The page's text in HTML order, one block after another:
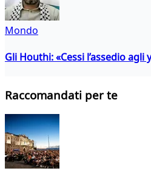
Mondo
Gli Houthi: «Cessi l’assedio agli
Raccomandati per te